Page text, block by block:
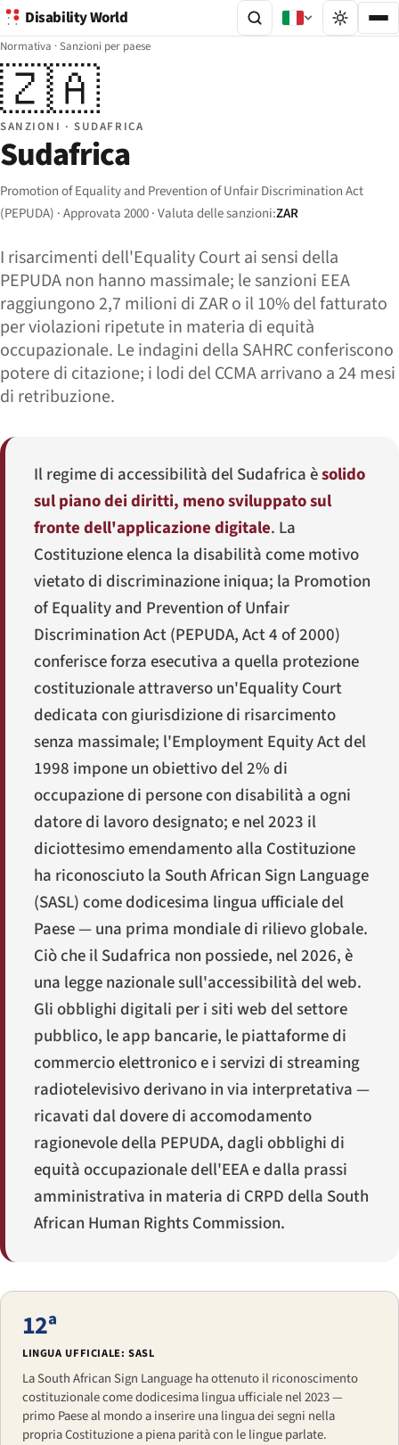
Disability World
Normativa ·Sanzioni per paese
🇿🇦
SANZIONI · SUDAFRICA
Sudafrica
Promotion of Equality and Prevention of Unfair Discrimination Act
(PEPUDA) · Approvata 2000 · Valuta delle sanzioni:ZAR
I risarcimenti dell'Equality Court ai sensi della
PEPUDA non hanno massimale; le sanzioni EEA
raggiungono 2,7 milioni di ZAR o il 10% del fatturato
per violazioni ripetute in materia di equità
occupazionale. Le indagini della SAHRC conferiscono
potere di citazione; i lodi del CCMA arrivano a 24 mesi
di retribuzione.
Il regime di accessibilità del Sudafrica èsolido
sul piano dei diritti, meno sviluppato sul
fronte dell'applicazione digitale. La
Costituzione elenca la disabilità come motivo
vietato di discriminazione iniqua; la Promotion
of Equality and Prevention of Unfair
Discrimination Act(PEPUDA, Act 4 of 2000)
conferisce forza esecutiva a quella protezione
costituzionale attraverso un'Equality Court
dedicata con giurisdizione di risarcimento
senza massimale; l'Employment Equity Actdel
1998 impone un obiettivo del 2% di
occupazione di persone con disabilità a ogni
datore di lavoro designato; e nel 2023 il
diciottesimo emendamento alla Costituzione
ha riconosciuto la South African Sign Language
(SASL) come dodicesima lingua ufficiale del
Paese — una prima mondiale di rilievo globale.
Ciò che il Sudafrica non possiede, nel 2026, è
una legge nazionale sull'accessibilità del web.
Gli obblighi digitali per i siti web del settore
pubblico, le app bancarie, le piattaforme di
commercio elettronico e i servizi di streaming
radiotelevisivo derivano in via interpretativa —
ricavati dal dovere di accomodamento
ragionevole della PEPUDA, dagli obblighi di
equità occupazionale dell'EEA e dalla prassi
amministrativa in materia di CRPD della South
African Human Rights Commission.
12ª
LINGUA UFFICIALE: SASL
LaSouth African Sign Languageha ottenuto il riconoscimento
costituzionale come dodicesima lingua ufficiale nel 2023 —
primo Paese al mondo a inserire una lingua dei segni nella
propria Costituzione a piena parità con le lingue parlate.